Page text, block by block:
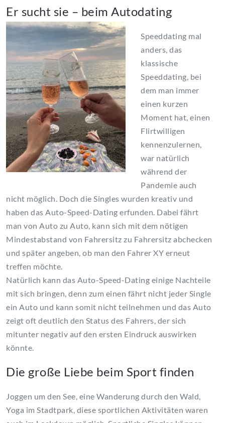
Er sucht sie – beim Autodating
Speeddating mal
anders, das
klassische
Speeddating, bei
dem man immer
einen kurzen
Moment hat, einen
Flirtwilligen
kennenzulernen,
war natürlich
während der
Pandemie auch
nicht möglich. Doch die Singles wurden kreativ und
haben das Auto-Speed-Dating erfunden. Dabei fährt
man von Auto zu Auto, kann sich mit dem nötigen
Mindestabstand von Fahrersitz zu Fahrersitz abchecken
und später angeben, ob man den Fahrer XY erneut
treffen möchte.
Natürlich kann das Auto-Speed-Dating einige Nachteile
mit sich bringen, denn zum einen fährt nicht jeder Single
ein Auto und kann somit nicht teilnehmen und das Auto
zeigt oft deutlich den Status des Fahrers, der sich
mitunter negativ auf den ersten Eindruck auswirken
könnte.
Die große Liebe beim Sport finden
Joggen um den See, eine Wanderung durch den Wald,
Yoga im Stadtpark, diese sportlichen Aktivitäten waren